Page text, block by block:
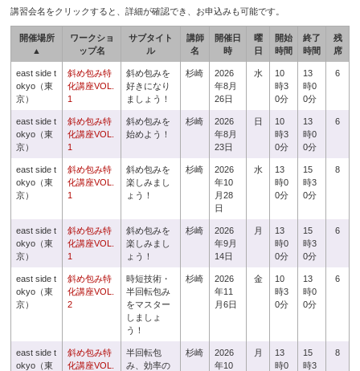
講習会名をクリックすると、詳細が確認でき、お申込みも可能です。
開催場所
▲
ワークショ
ップ名
サブタイト
ル
講師
名
開催日
時
曜
日
開始
時間
終了
時間
残
席
east side t
okyo（東
京）
斜め包み特
化講座VOL.
1
斜め包みを
好きになり
ましょう！
杉崎
2026
年8月
26日
水
10
時3
0分
13
時0
0分
6
east side t
okyo（東
京）
斜め包み特
化講座VOL.
1
斜め包みを
始めよう！
杉崎
2026
年8月
23日
日
10
時3
0分
13
時0
0分
6
east side t
okyo（東
京）
斜め包み特
化講座VOL.
1
斜め包みを
楽しみまし
ょう！
杉崎
2026
年10
月28
日
水
13
時0
0分
15
時3
0分
8
east side t
okyo（東
京）
斜め包み特
化講座VOL.
1
斜め包みを
楽しみまし
ょう！
杉崎
2026
年9月
14日
月
13
時0
0分
15
時3
0分
6
east side t
okyo（東
京）
斜め包み特
化講座VOL.
2
時短技術・
半回転包み
をマスター
しましょ
う！
杉崎
2026
年11
月6日
金
10
時3
0分
13
時0
0分
6
east side t
okyo（東
斜め包み特
化講座VOL.
半回転包
み、効率の
杉崎
2026
年10
月
13
時0
15
時3
8